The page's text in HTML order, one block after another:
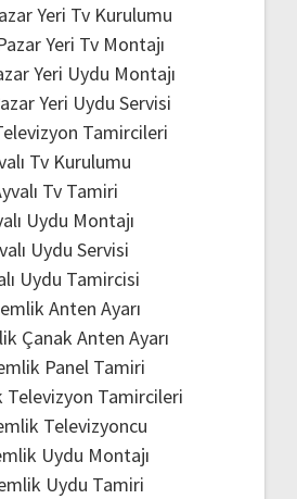
Yeri Tv Kurulumu
Yeri Tv Montajı
Yeri Uydu Montajı
Yeri Uydu Servisi
Tamircileri
Tv Kurulumu
Tv Tamiri
Uydu Montajı
Uydu Servisi
Uydu Tamircisi
Anten Ayarı
Çanak Anten Ayarı
Panel Tamiri
Televizyon Tamircileri
Televizyoncu
Uydu Montajı
Uydu Tamiri